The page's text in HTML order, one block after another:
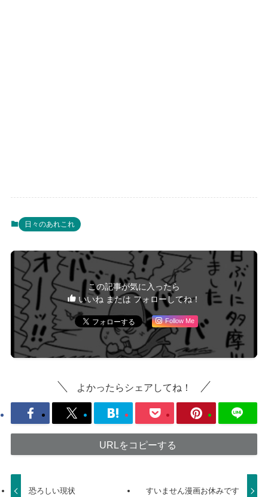
日々のあれこれ
この記事が気に入ったら
いいね または フォローしてね！
Follow Me
よかったらシェアしてね！
URLをコピーする
恐ろしい現状 すいません漫画お休みです